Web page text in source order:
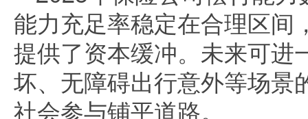
能力充足率稳定在合理区间
提供了资本缓冲。未来可进
坏、无障碍出行意外等场景
社会参与铺平道路。